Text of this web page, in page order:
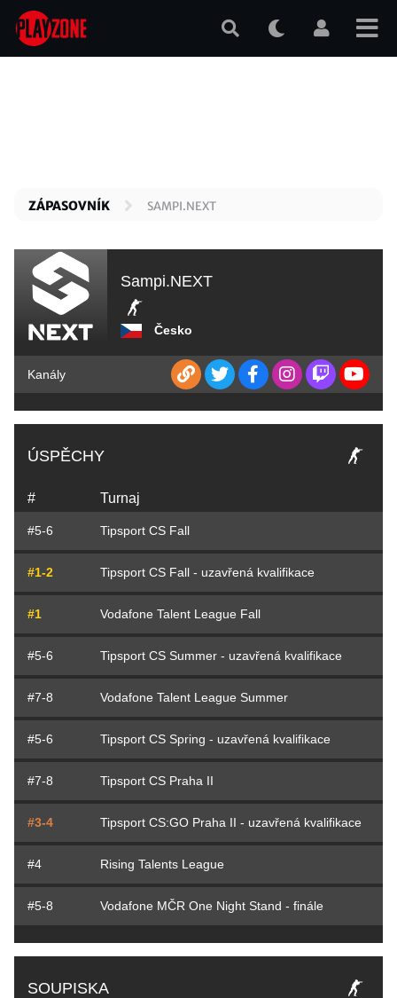
Přejít
hlavnímu
ZÁPASOVNÍK SAMPI.NEXT
Sampi.NEXT
Česko
Kanály
ÚSPĚCHY
# Turnaj
#5-6 Tipsport CS Fall
#1-2 Tipsport CS Fall - uzavřená kvalifikace
#1 Vodafone Talent League Fall
#5-6 Tipsport CS Summer - uzavřená kvalifikace
#7-8 Vodafone Talent League Summer
#5-6 Tipsport CS Spring - uzavřená kvalifikace
#7-8 Tipsport CS Praha II
#3-4 Tipsport CS:GO Praha II - uzavřená kvalifikace
#4 Rising Talents League
#5-8 Vodafone MČR One Night Stand - finále
SOUPISKA